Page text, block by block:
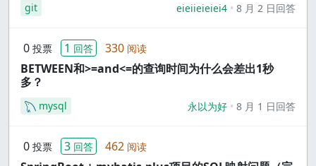
git eieiieieiei4 8 月 2 日回答
0 投票 1 回答 330 阅读
BETWEEN和>=and<=的查询时间为什么会差出1秒
多？
mysql 永以为好 8 月 1 日回答
0 投票 3 回答 462 阅读